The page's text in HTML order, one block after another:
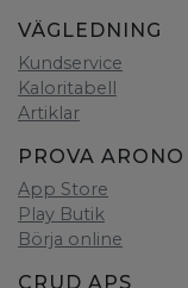
VÄGLEDNING
Kundservice
Kaloritabell
Artiklar
PROVA ARONO
App Store
Play Butik
Börja online
CRUD APS